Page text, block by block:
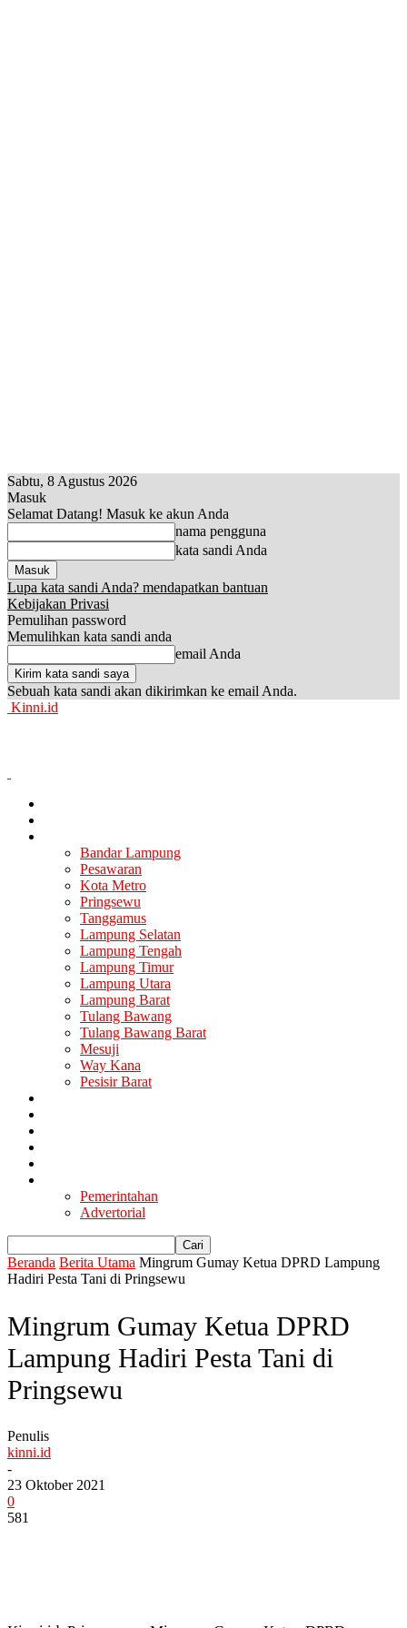
Sabtu, 8 Agustus 2026
Masuk
Selamat Datang! Masuk ke akun Anda
nama pengguna
kata sandi Anda
Lupa kata sandi Anda? mendapatkan bantuan
Kebijakan Privasi
Pemulihan password
Memulihkan kata sandi anda
email Anda
Sebuah kata sandi akan dikirimkan ke email Anda.
Kinni.id
Bandar Lampung
Pesawaran
Kota Metro
Pringsewu
Tanggamus
Lampung Selatan
Lampung Tengah
Lampung Timur
Lampung Utara
Lampung Barat
Tulang Bawang
Tulang Bawang Barat
Mesuji
Way Kana
Pesisir Barat
Pemerintahan
Advertorial
Beranda Berita Utama Mingrum Gumay Ketua DPRD Lampung
Hadiri Pesta Tani di Pringsewu
Mingrum Gumay Ketua DPRD
Lampung Hadiri Pesta Tani di
Pringsewu
Penulis
kinni.id
-
23 Oktober 2021
0
581